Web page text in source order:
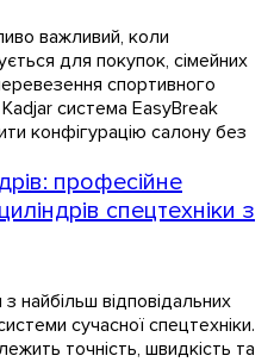
важливий, коли
для покупок, сімейних
спортивного
система EasyBreak
конфігурацію салону без
професійне
спецтехніки з
найбільш відповідальних
сучасної спецтехніки.
точність, швидкість та